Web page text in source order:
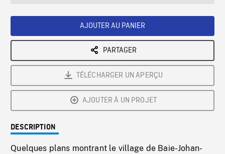
AJOUTER AU PANIER
PARTAGER
TÉLÉCHARGER UN APERÇU
AJOUTER À UN PROJET
DESCRIPTION
Quelques plans montrant le village de Baie-Johan-